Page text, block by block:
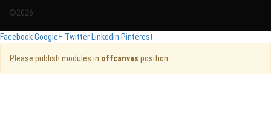
©2026
FacebookGoogle+ TwitterLinkedin Pinterest
Please publish modules in offcanvas position.